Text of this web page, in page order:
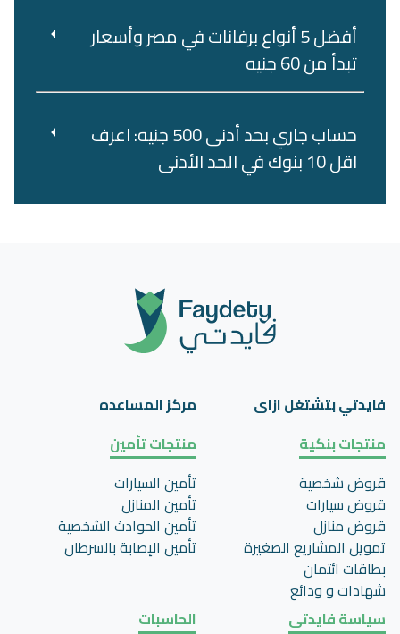
أفضل 5 أنواع برفانات في مصر وأسعار
تبدأ من 60 جنيه
حساب جاري بحد أدنى 500 جنيه: اعرف
اقل 10 بنوك في الحد الأدنى
فايدتي بتشتغل ازاى
مركز المساعده
منتجات بنكية
قروض شخصية
قروض سيارات
قروض منازل
تمويل المشاريع الصغيرة
بطاقات ائتمان
شهادات و ودائع
منتجات تأمين
تأمين السيارات
تأمين المنازل
تأمين الحوادث الشخصية
تأمين اﻹصابة بالسرطان
سياسة فايدتى
الحاسبات